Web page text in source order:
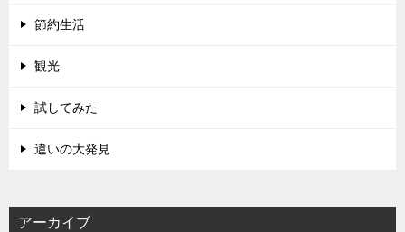
節約生活
観光
試してみた
違いの大発見
アーカイブ